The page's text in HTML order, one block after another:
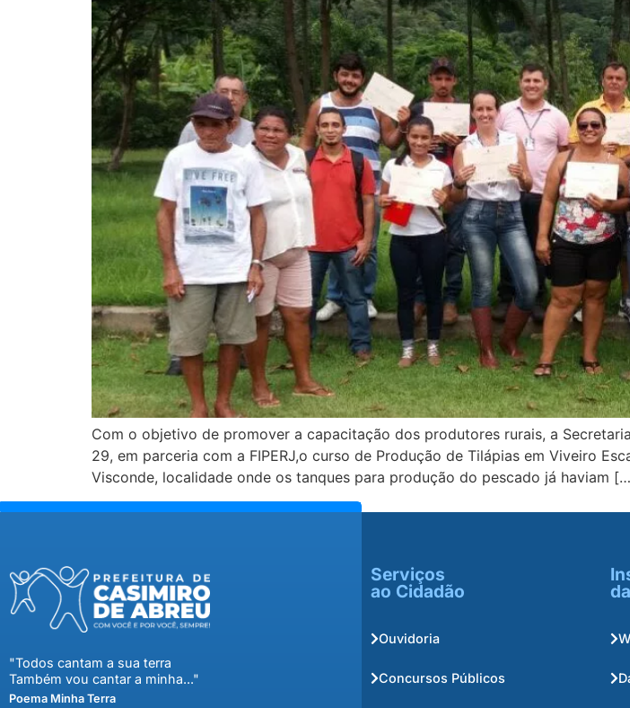
Com o objetivo de promover a capacitação dos produtores rurais, a
29, em parceria com a FIPERJ,o curso de Produção de Tilápias em Viveiro
Visconde, localidade onde os tanques para produção do pescado já haviam
"Todos cantam a sua terra
Também vou cantar a minha..."
Poema Minha Terra
Serviços
ao Cidadão
Ouvidoria
Concursos Públicos